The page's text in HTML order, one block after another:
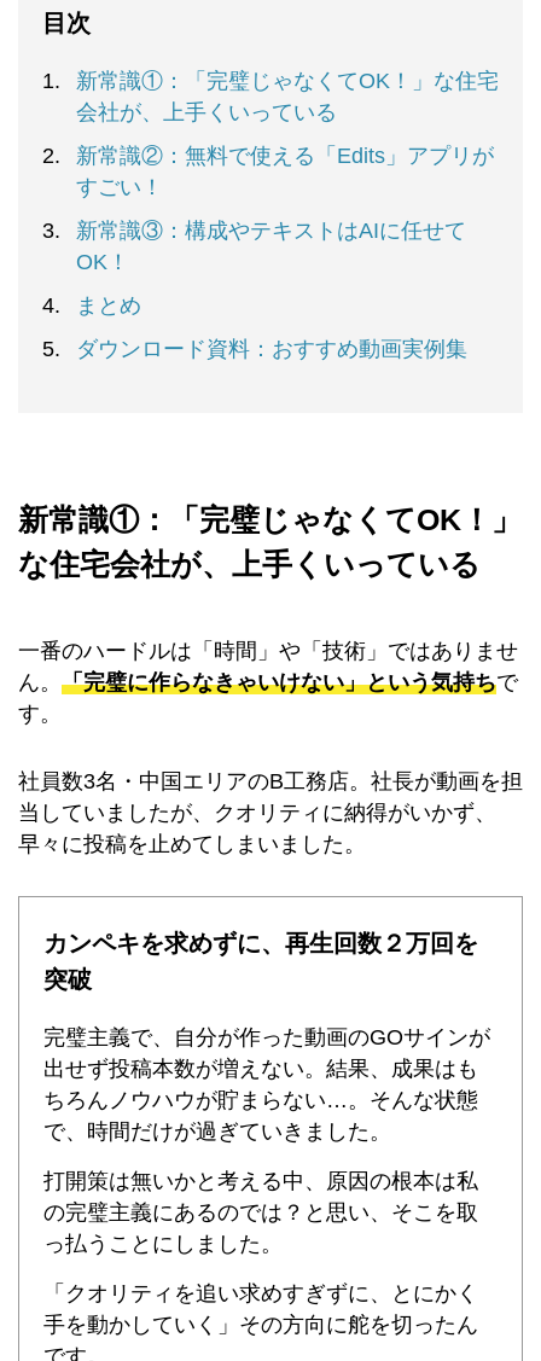
目次
新常識①：「完璧じゃなくてOK！」な住宅
会社が、上手くいっている
新常識②：無料で使える「Edits」アプリが
すごい！
新常識③：構成やテキストはAIに任せて
OK！
まとめ
ダウンロード資料：おすすめ動画実例集
新常識①：「完璧じゃなくてOK！」
な住宅会社が、上手くいっている
一番のハードルは「時間」や「技術」ではありませ
ん。 「完璧に作らなきゃいけない」という気持ちで
す。
社員数3名・中国エリアのB工務店。 社長が動画を担
当していましたが、クオリティに納得がいかず、
早々に投稿を止めてしまいました。
カンペキを求めずに、再生回数２万回を
突破
完璧主義で、自分が作った動画のGOサインが
出せず投稿本数が増えない。 結果、成果はも
ちろんノウハウが貯まらない…。そんな状態
で、時間だけが過ぎていきました。
打開策は無いかと考える中、原因の根本は私
の完璧主義にあるのでは？と思い、そこを取
っ払うことにしました。
「クオリティを追い求めすぎずに、とにかく
手を動かしていく」その方向に舵を切ったん